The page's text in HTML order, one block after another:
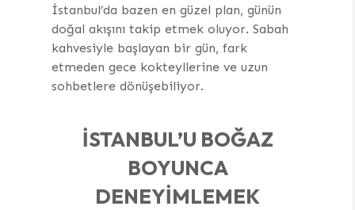
İstanbul’da bazen en güzel plan, günün
doğal akışını takip etmek oluyor. Sabah
kahvesiyle başlayan bir gün, fark
etmeden gece kokteyllerine ve uzun
sohbetlere dönüşebiliyor.
İSTANBUL’U BOĞAZ
BOYUNCA
DENEYIMLEMEK